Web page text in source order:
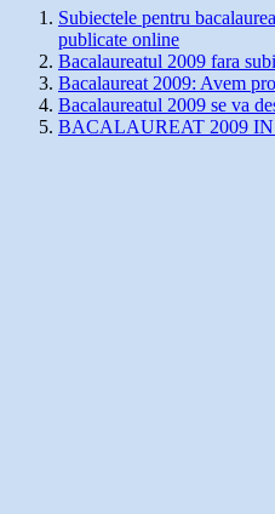
Subiectele pentru
publicate online
Bacalaureatul 2009 fara
Bacalaureat 2009: Avem
Bacalaureatul 2009 se va
BACALAUREAT 2009